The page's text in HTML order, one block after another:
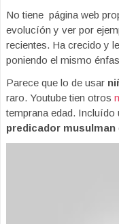
No tiene página web
evolucíón y ver por
recientes. Ha crecido y
poniendo el mismo
Parece que lo de usar
raro. Youtube tien otros
temprana edad. Incluído
predicador musulman